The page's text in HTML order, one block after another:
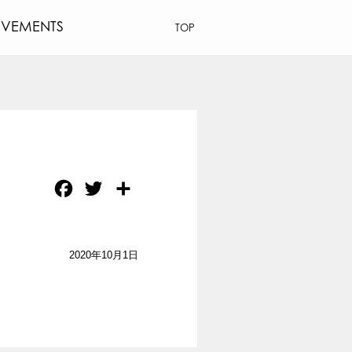
TOP
Facebook
Twitter
2020年10月1日